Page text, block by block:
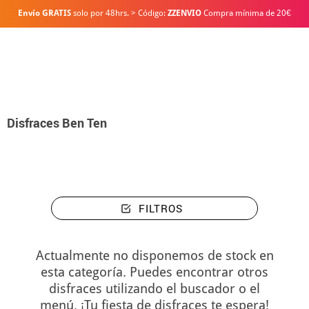
Envío GRATIS solo por 48hrs. > Código: ZZENVIO Compra mínima de 20€
Disfraces Ben Ten
FILTROS
Actualmente no disponemos de stock en
esta categoría. Puedes encontrar otros
disfraces utilizando el buscador o el
menú. ¡Tu fiesta de disfraces te espera!